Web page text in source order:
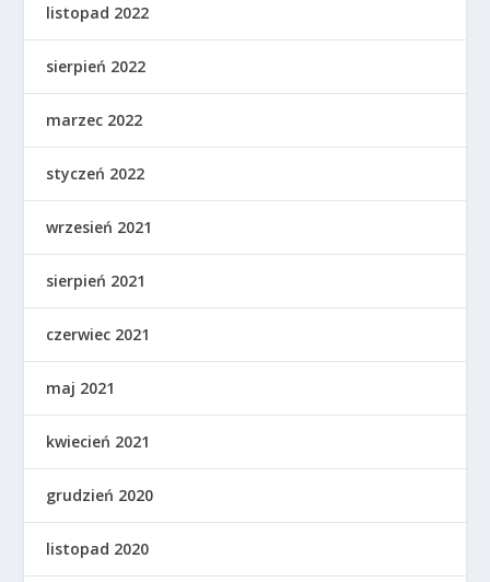
listopad 2022
sierpień 2022
marzec 2022
styczeń 2022
wrzesień 2021
sierpień 2021
czerwiec 2021
maj 2021
kwiecień 2021
grudzień 2020
listopad 2020